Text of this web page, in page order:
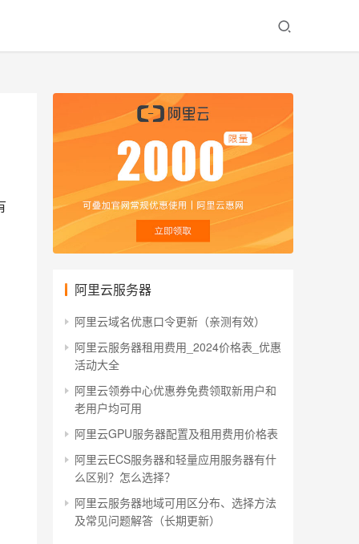
阿里云服务器
阿里云域名优惠口令更新（亲测有效）
阿里云服务器租用费用_2024价格表_优惠
活动大全
阿里云领券中心优惠券免费领取新用户和
老用户均可用
阿里云GPU服务器配置及租用费用价格表
阿里云ECS服务器和轻量应用服务器有什
么区别？怎么选择？
阿里云服务器地域可用区分布、选择方法
及常见问题解答（长期更新）